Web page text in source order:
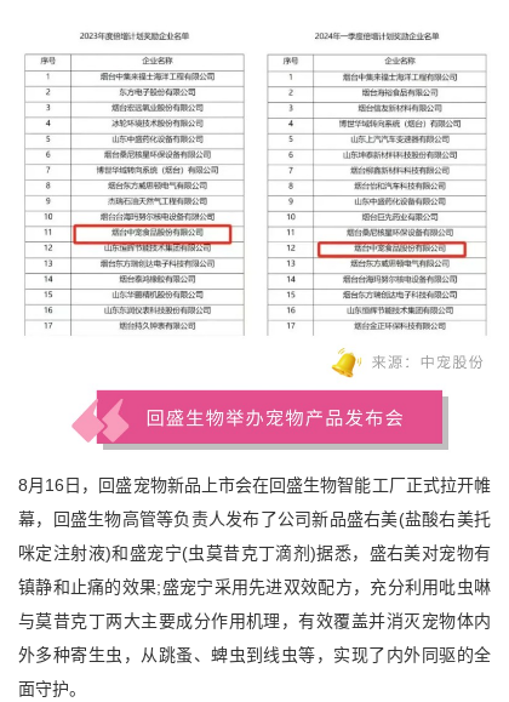
8月16日，回盛宠物新品上市会在回盛生物智能工厂正式拉开帷
幕，回盛生物高管等负责人发布了公司新品盛右美(盐酸右美托
咪定注射液)和盛宠宁(虫莫昔克丁滴剂)据悉，盛右美对宠物有
镇静和止痛的效果;盛宠宁采用先进双效配方，充分利用吡虫啉
与莫昔克丁两大主要成分作用机理，有效覆盖并消灭宠物体内
外多种寄生虫，从跳蚤、蜱虫到线虫等，实现了内外同驱的全
面守护。